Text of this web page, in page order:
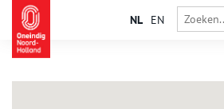
NL EN
Obdam